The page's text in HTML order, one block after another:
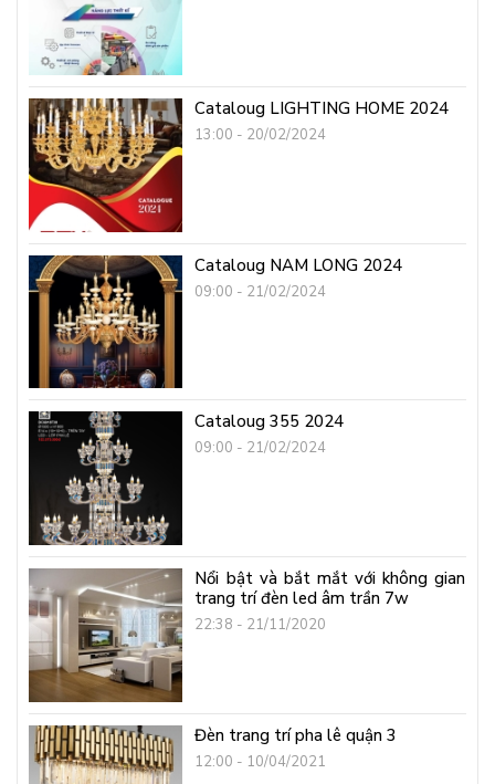
Cataloug LIGHTING HOME 2024
13:00 - 20/02/2024
Cataloug NAM LONG 2024
09:00 - 21/02/2024
Cataloug 355 2024
09:00 - 21/02/2024
Nổi bật và bắt mắt với không gian
trang trí đèn led âm trần 7w
22:38 - 21/11/2020
Đèn trang trí pha lê quận 3
12:00 - 10/04/2021